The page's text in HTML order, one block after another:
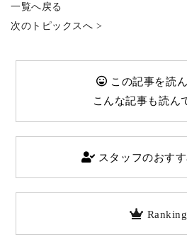
一覧へ戻る
次のトピックスへ >
この記事を読
こんな記事も読ん
スタッフのおすす
Ranking